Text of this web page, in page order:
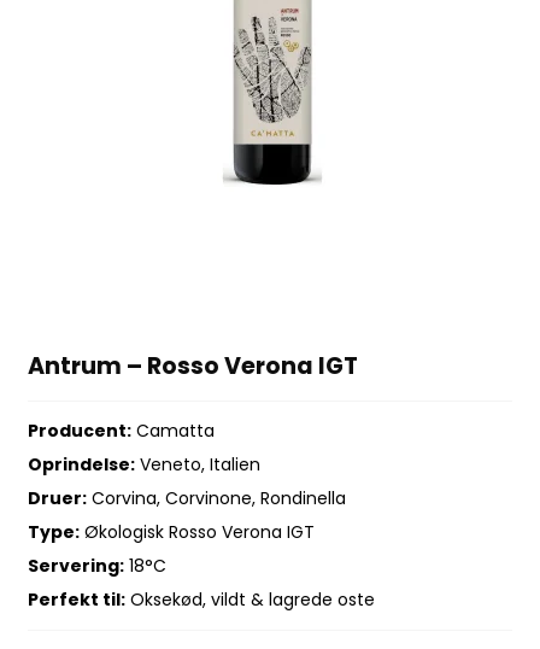
Antrum – Rosso Verona IGT
Producent: Camatta
Oprindelse: Veneto, Italien
Druer: Corvina, Corvinone, Rondinella
Type: Økologisk Rosso Verona IGT
Servering: 18°C
Perfekt til: Oksekød, vildt & lagrede oste